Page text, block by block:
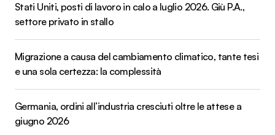
Stati Uniti, posti di lavoro in calo a luglio 2026. Giù P.A.,
settore privato in stallo
Migrazione a causa del cambiamento climatico, tante tesi
e una sola certezza: la complessità
Germania, ordini all’industria cresciuti oltre le attese a
giugno 2026